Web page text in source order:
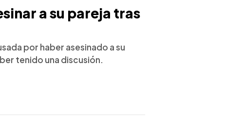
a su pareja tras
por haber asesinado a su
tenido una discusión.